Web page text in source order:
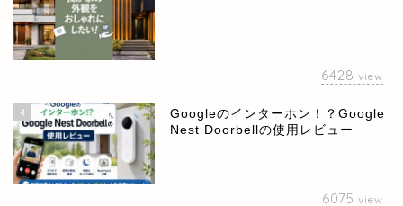
6428 view
4
Googleのインターホン！？Google
Nest Doorbellの使用レビュー
6075 view
ホーム
お問い合せ